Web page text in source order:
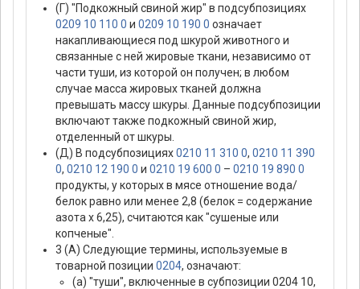
(Г) "Подкожный свиной жир" в подсубпозициях
0209 10 110 0 и 0209 10 190 0 означает
накапливающиеся под шкурой животного и
связанные с ней жировые ткани, независимо от
части туши, из которой он получен; в любом
случае масса жировых тканей должна
превышать массу шкуры. Данные подсубпозиции
включают также подкожный свиной жир,
отделенный от шкуры.
(Д) В подсубпозициях0210 11 310 0, 0210 11 390
0, 0210 12 190 0 и 0210 19 600 0 – 0210 19 890 0
продукты, у которых в мясе отношение вода/
белок равно или менее 2,8 (белок = содержание
азота х 6,25), считаются как "сушеные или
копченые".
3 (А) Следующие термины, используемые в
товарной позиции 0204, означают:
(а) "туши", включенные в субпозиции 0204 10,